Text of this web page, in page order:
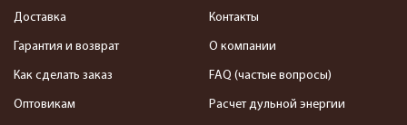
Доставка
Гарантия и возврат
Как сделать заказ
Оптовикам
Контакты
О компании
FAQ (частые вопросы)
Расчет дульной энергии